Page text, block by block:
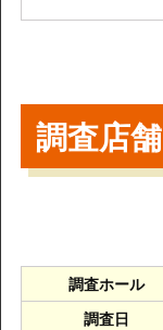
調査店舗
調査ホール
調査日